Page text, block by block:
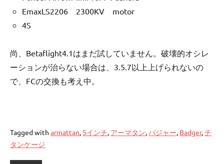
EmaxLS2206 2300KV motor
4S
尚、Betaflight4.1はまだ試していません。破壊的オシレ
ーションが治らない場合は、3.5.7以上上げられないの
で、FCの交換も考え中。
Tagged with armattan, 5インチ, アーマタン,バジャー, Badger,チ
タンケージ